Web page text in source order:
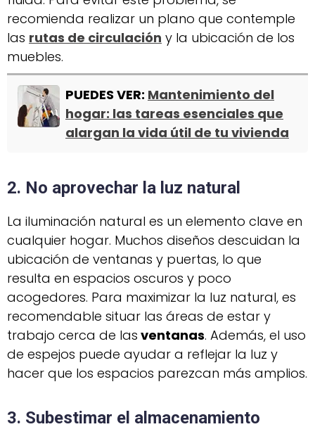
recomienda realizar un plano que contemple
las rutas de circulación y la ubicación de los
muebles.
PUEDES VER: Mantenimiento del
hogar: las tareas esenciales que
alargan la vida útil de tu vivienda
2. No aprovechar la luz natural
La iluminación natural es un elemento clave en
cualquier hogar. Muchos diseños descuidan la
ubicación de ventanas y puertas, lo que
resulta en espacios oscuros y poco
acogedores. Para maximizar la luz natural, es
recomendable situar las áreas de estar y
trabajo cerca de las ventanas. Además, el uso
de espejos puede ayudar a reflejar la luz y
hacer que los espacios parezcan más amplios.
3. Subestimar el almacenamiento